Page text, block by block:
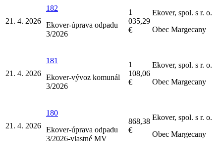
21. 4. 2026
182
Ekover-úprava odpadu
3/2026
1
035,29
€
Ekover, spol. s r. o.
Obec Margecany
21. 4. 2026
181
Ekover-vývoz komunál
3/2026
1
108,06
€
Ekover, spol. s r. o.
Obec Margecany
21. 4. 2026
180
Ekover-úprava odpadu
3/2026-vlastné MV
868,38
€
Ekover, spol. s r. o.
Obec Margecany